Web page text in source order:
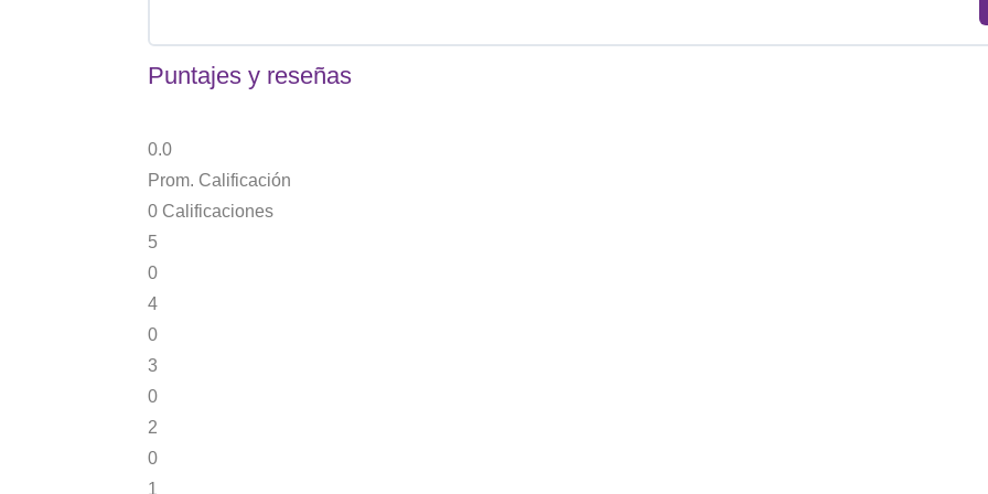
Puntajes y reseñas
0.0
Prom. Calificación
0 Calificaciones
5
0
4
0
3
0
2
0
1